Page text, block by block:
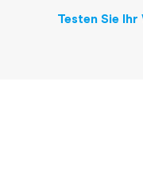
Testen Sie Ihr